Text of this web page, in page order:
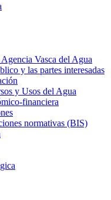
Vasca del Agua
y las partes interesadas
y Usos del Agua
financiera
normativas (BIS)